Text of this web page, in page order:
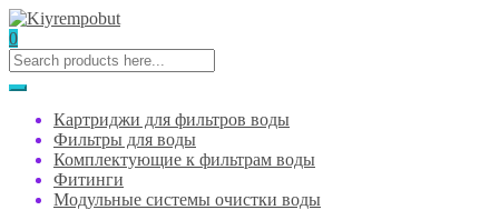
0
Картриджи для фильтров воды
Фильтры для воды
Комплектующие к фильтрам воды
Фитинги
Модульные системы очистки воды